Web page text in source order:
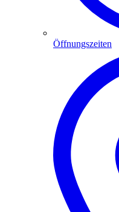
Öffnungszeiten